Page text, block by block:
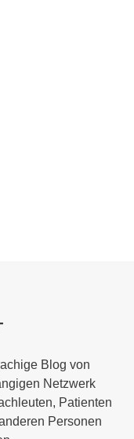
Blog von
Netzwerk
Patienten
Personen